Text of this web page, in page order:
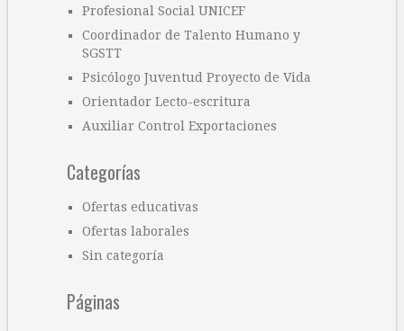
Profesional Social UNICEF
Coordinador de Talento Humano y
SGSTT
Psicólogo Juventud Proyecto de Vida
Orientador Lecto-escritura
Auxiliar Control Exportaciones
Categorías
Ofertas educativas
Ofertas laborales
Sin categoría
Páginas